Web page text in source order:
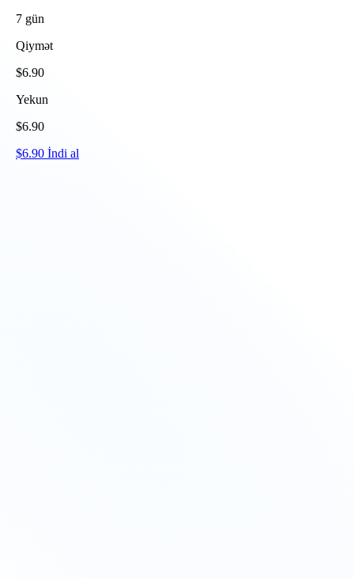
7 gün
Qiymət
$6.90
Yekun
$6.90
$6.90 İndi al